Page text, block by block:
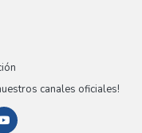
canales oficiales!